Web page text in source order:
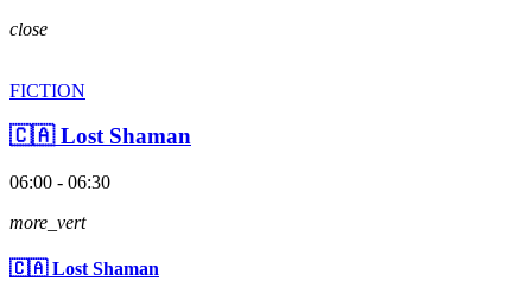
close
FICTION
🇨🇦 Lost Shaman
06:00 - 06:30
more_vert
🇨🇦 Lost Shaman